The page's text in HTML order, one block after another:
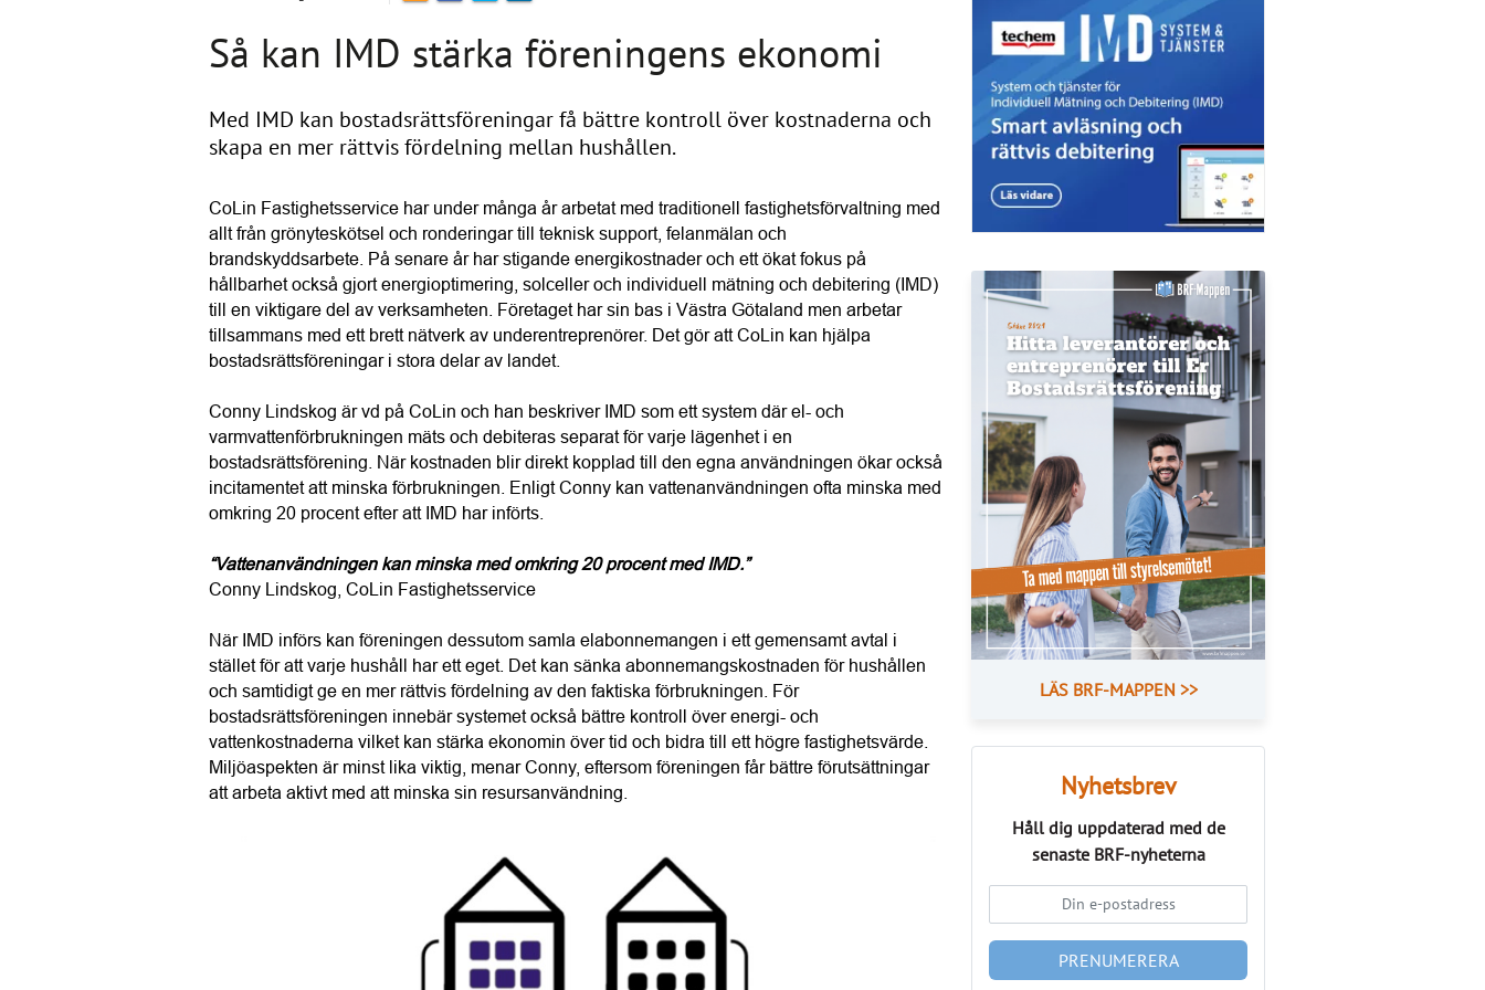
Så kan IMD stärka föreningens ekonomi
Med IMD kan bostadsrättsföreningar få bättre kontroll över kostnaderna och
skapa en mer rättvis fördelning mellan hushållen.
CoLin Fastighetsservice har under många år arbetat med traditionell fastighetsförvaltning med
allt från grönyteskötsel och ronderingar till teknisk support, felanmälan och
brandskyddsarbete. På senare år har stigande energikostnader och ett ökat fokus på
hållbarhet också gjort energioptimering, solceller och individuell mätning och debitering (IMD)
till en viktigare del av verksamheten. Företaget har sin bas i Västra Götaland men arbetar
tillsammans med ett brett nätverk av underentreprenörer. Det gör att CoLin kan hjälpa
bostadsrättsföreningar i stora delar av landet.
Conny Lindskog är vd på CoLin och han beskriver IMD som ett system där el- och
varmvattenförbrukningen mäts och debiteras separat för varje lägenhet i en
bostadsrättsförening. När kostnaden blir direkt kopplad till den egna användningen ökar också
incitamentet att minska förbrukningen. Enligt Conny kan vattenanvändningen ofta minska med
omkring 20 procent efter att IMD har införts.
“Vattenanvändningen kan minska med omkring 20 procent med IMD.”
Conny Lindskog, CoLin Fastighetsservice
När IMD införs kan föreningen dessutom samla elabonnemangen i ett gemensamt avtal i
stället för att varje hushåll har ett eget. Det kan sänka abonnemangskostnaden för hushållen
och samtidigt ge en mer rättvis fördelning av den faktiska förbrukningen. För
bostadsrättsföreningen innebär systemet också bättre kontroll över energi- och
vattenkostnaderna vilket kan stärka ekonomin över tid och bidra till ett högre fastighetsvärde.
Miljöaspekten är minst lika viktig, menar Conny, eftersom föreningen får bättre förutsättningar
att arbeta aktivt med att minska sin resursanvändning.
LÄS BRF-MAPPEN >>
Nyhetsbrev
Håll dig uppdaterad med de
senaste BRF-nyheterna
PRENUMERERA